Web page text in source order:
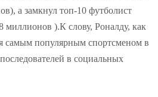
а замкнул топ-10 футболист
).К слову, Роналду, как
самым популярным спортсменом в
в социальных